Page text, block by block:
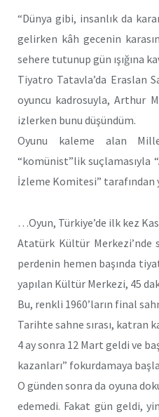
“Dünya gibi, insanlık da
gelirken kâh gecenin
sehere tutunup gün ışığına
Tiyatro Tatavla’da Eraslan
oyuncu kadrosuyla, Arthur
izlerken bunu düşündüm.
Oyunu kaleme alan
“komünist”lik suçlamasıyla
İzleme Komitesi” tarafından
…Oyun, Türkiye’de ilk kez
Atatürk Kültür Merkezi’nde
perdenin hemen başında
yapılan Kültür Merkezi, 45
Bu, renkli 1960’ların final
Tarihte sahne sırası, katran
4 ay sonra 12 Mart geldi ve
kazanları” fokurdamaya
O günden sonra da oyuna
edemedi. Fakat gün geldi,